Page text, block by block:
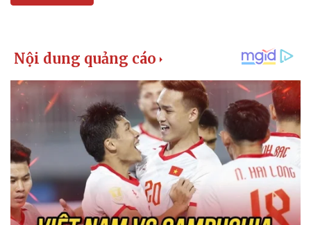
Doanh nghiệp
Thông tin doanh nghiệp
Doanh nghiệp 24h
Doanh nhân
Vì cộng đồng
Công nghệ
Sành điệu
Tin Công nghệ
Trải nghiệm
Chuyển đổi số